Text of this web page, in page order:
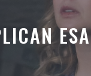
ESA